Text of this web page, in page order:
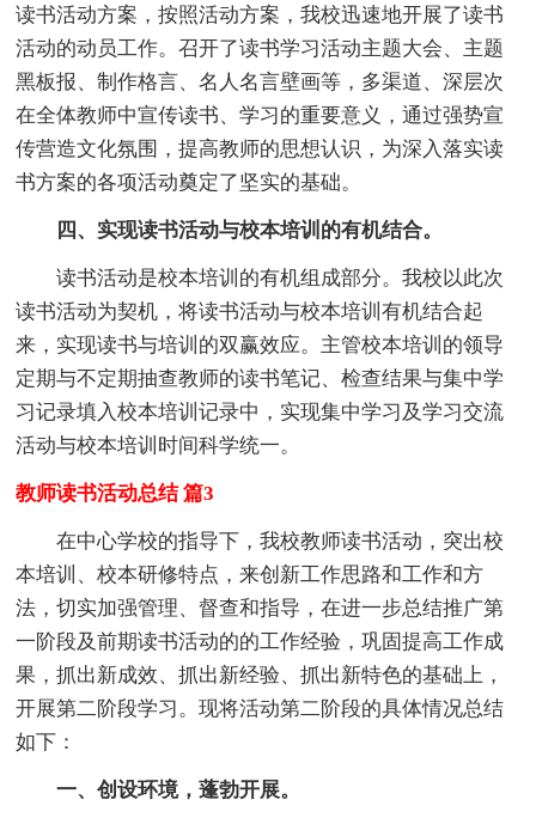
读书活动方案，按照活动方案，我校迅速地开展了读书
活动的动员工作。召开了读书学习活动主题大会、主题
黑板报、制作格言、名人名言壁画等，多渠道、深层次
在全体教师中宣传读书、学习的重要意义，通过强势宣
传营造文化氛围，提高教师的思想认识，为深入落实读
书方案的各项活动奠定了坚实的基础。
四、实现读书活动与校本培训的有机结合。
读书活动是校本培训的有机组成部分。我校以此次
读书活动为契机，将读书活动与校本培训有机结合起
来，实现读书与培训的双赢效应。主管校本培训的领导
定期与不定期抽查教师的读书笔记、检查结果与集中学
习记录填入校本培训记录中，实现集中学习及学习交流
活动与校本培训时间科学统一。
教师读书活动总结 篇3
在中心学校的指导下，我校教师读书活动，突出校
本培训、校本研修特点，来创新工作思路和工作和方
法，切实加强管理、督查和指导，在进一步总结推广第
一阶段及前期读书活动的的工作经验，巩固提高工作成
果，抓出新成效、抓出新经验、抓出新特色的基础上，
开展第二阶段学习。现将活动第二阶段的具体情况总结
如下：
一、创设环境，蓬勃开展。